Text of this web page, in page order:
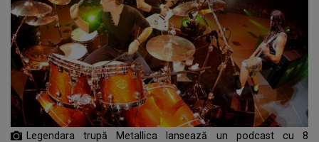
Legendara trupă Metallica lansează un podcast cu 8